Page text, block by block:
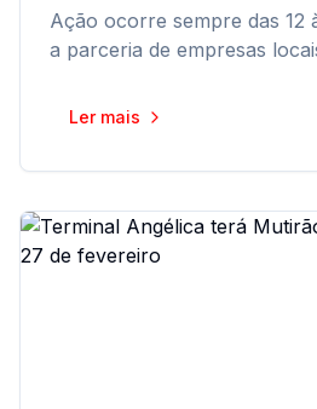
Ação ocorre sempre das 12
a parceria de empresas
Ler mais